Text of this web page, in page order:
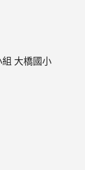
大橋國小